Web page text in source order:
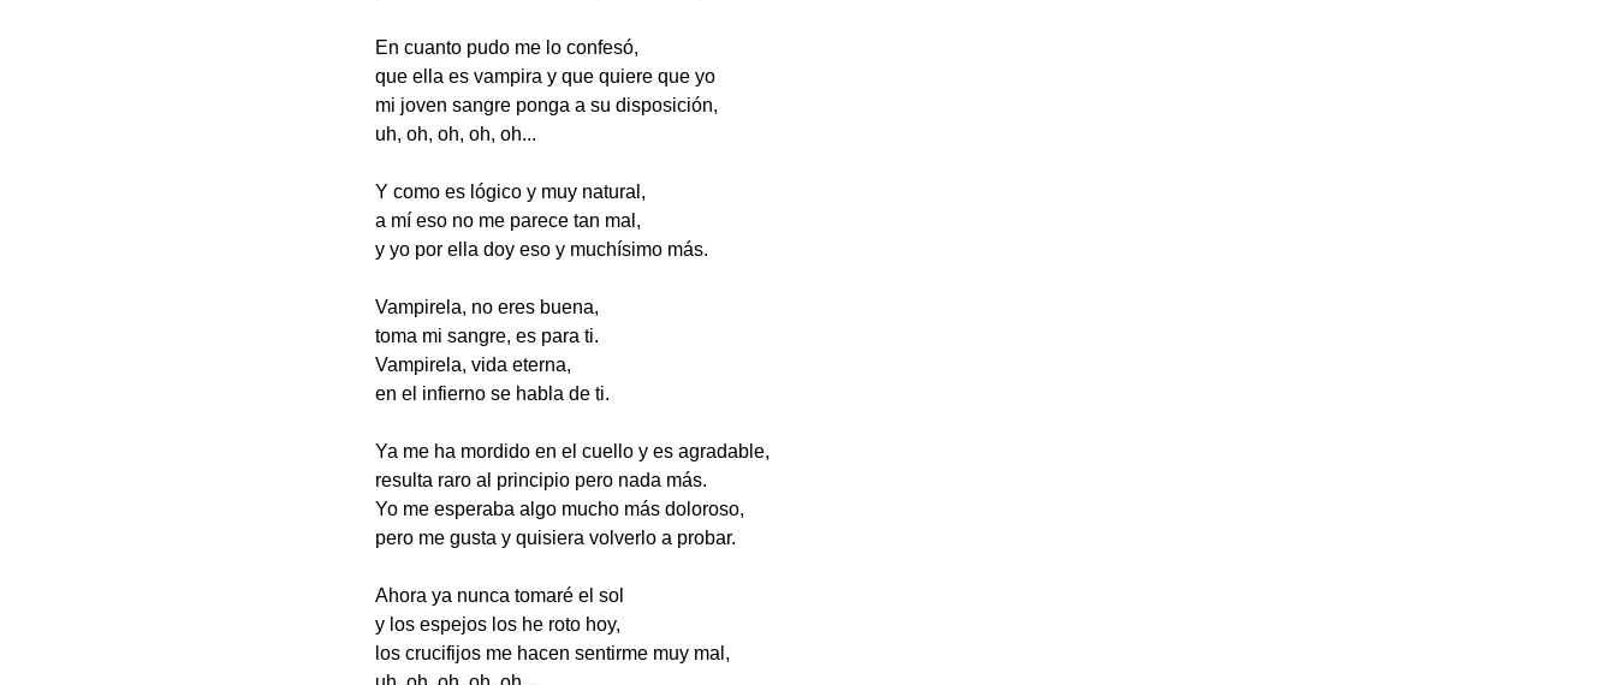
En cuanto pudo me lo confesó,
que ella es vampira y que quiere que yo
mi joven sangre ponga a su disposición,
uh, oh, oh, oh, oh...
Y como es lógico y muy natural,
a mí eso no me parece tan mal,
y yo por ella doy eso y muchísimo más.
Vampirela, no eres buena,
toma mi sangre, es para ti.
Vampirela, vida eterna,
en el infierno se habla de ti.
Ya me ha mordido en el cuello y es agradable,
resulta raro al principio pero nada más.
Yo me esperaba algo mucho más doloroso,
pero me gusta y quisiera volverlo a probar.
Ahora ya nunca tomaré el sol
y los espejos los he roto hoy,
los crucifijos me hacen sentirme muy mal,